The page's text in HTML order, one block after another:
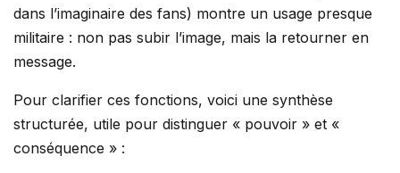
dans l’imaginaire des fans) montre un usage presque
militaire : non pas subir l’image, mais la retourner en
message.
Pour clarifier ces fonctions, voici une synthèse
structurée, utile pour distinguer « pouvoir » et «
conséquence » :